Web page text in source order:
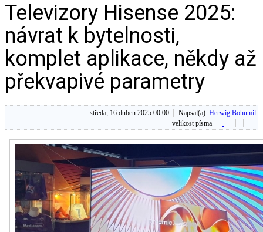
Televizory Hisense 2025:
návrat k bytelnosti,
komplet aplikace, někdy až
překvapivé parametry
středa, 16 duben 2025 00:00 Napsal(a) Herwig Bohumil
velikost písma